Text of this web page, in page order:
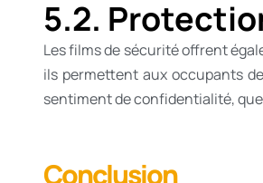
5.2.
Les films de sécurité offrent
ils permettent aux occupants
sentiment de confidentialité,
Conclusion